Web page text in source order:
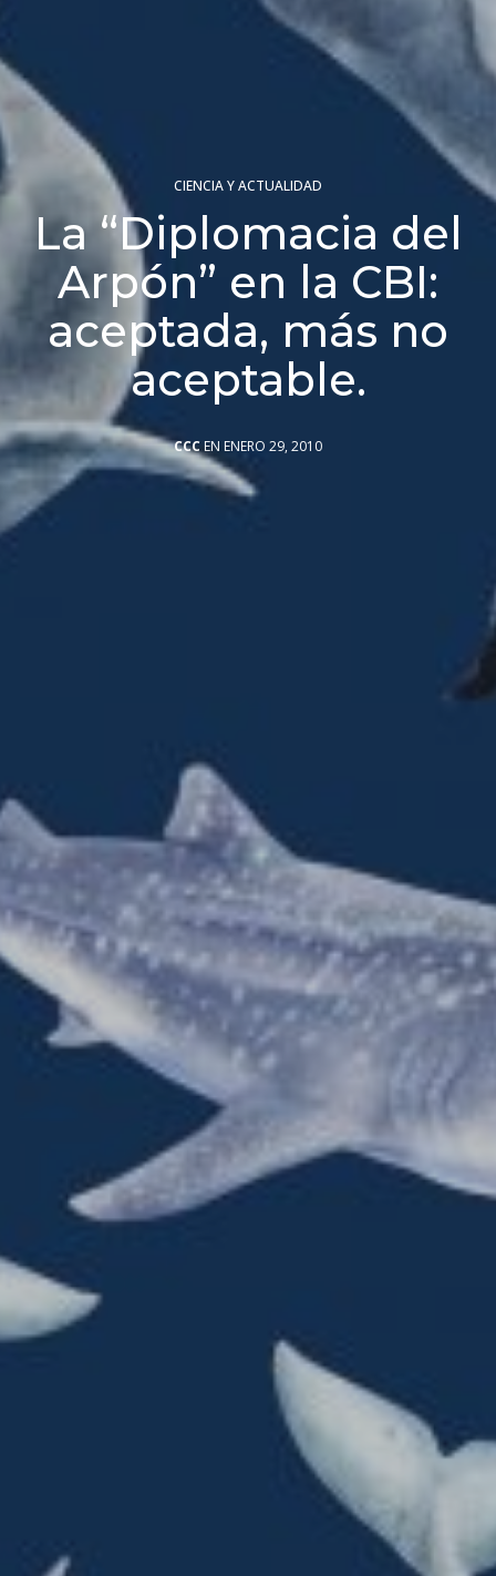
CIENCIA Y ACTUALIDAD
La “Diplomacia del
Arpón” en la CBI:
aceptada, más no
aceptable.
CCCEN ENERO 29, 2010